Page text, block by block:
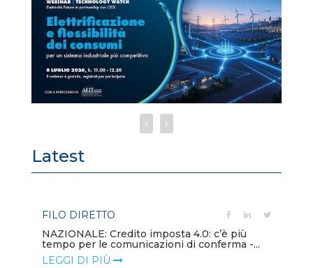
Latest
FILO DIRETTO
NAZIONALE: Credito imposta 4.0: c’è più
tempo per le comunicazioni di conferma -...
LEGGI DI PIÙ